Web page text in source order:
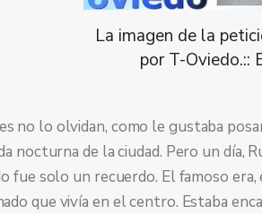
La imagen de la
por T-Oviedo.::
no lo olvidan, como le gustaba
nocturna de la ciudad. Pero un día,
fue solo un recuerdo. El famoso
que vivía en el centro. Estaba